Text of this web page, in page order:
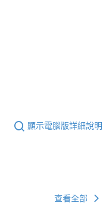
顯示電腦版詳細說明
查看全部